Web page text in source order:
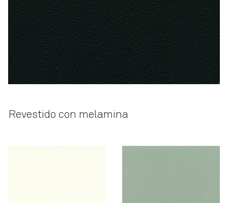
Revestido con melamina